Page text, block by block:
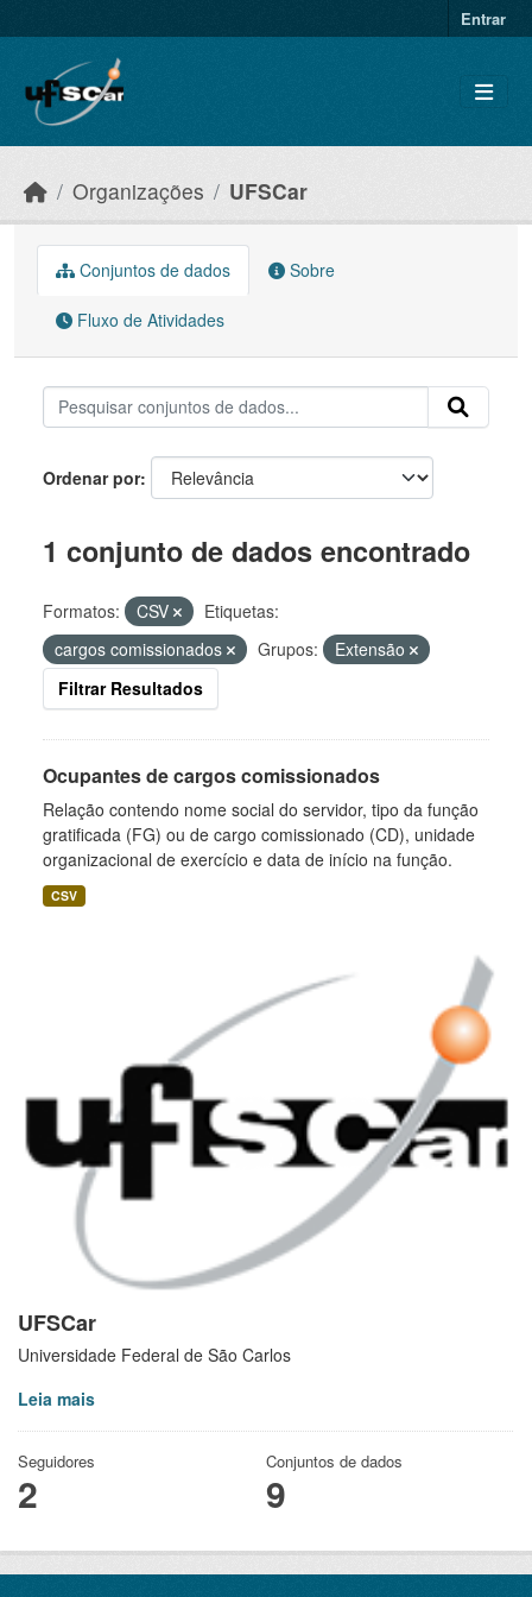
Entrar
Organizações UFSCar
UFSCar
Universidade Federal de São Carlos
Leia mais
Seguidores
2
Conjuntos de dados
9
Conjuntos de dados Sobre
Fluxo de Atividades
Ordenar por
1 conjunto de dados encontrado
Formatos: CSV
Etiquetas:
cargos comissionados
Grupos:
Extensão
Filtrar Resultados
Ocupantes de cargos comissionados
Relação contendo nome social do servidor, tipo da função
gratificada (FG) ou de cargo comissionado (CD), unidade
organizacional de exercício e data de início na função.
CSV